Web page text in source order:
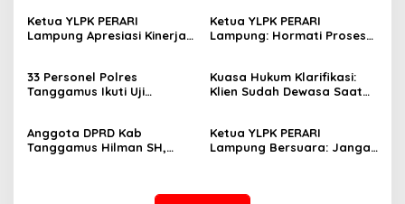
Ketua YLPK PERARI
Lampung Apresiasi Kinerja
Putra Masuk Tahap
Perkembangan
Ketua YLPK PERARI
Lampung: Hormati Proses
Isu Pergantian Sekda dan
Dugaan Makar ini Akan Kita
33 Personel Polres
Tanggamus Ikuti Uji
Senpi
Kuasa Hukum Klarifikasi:
Klien Sudah Dewasa Saat
Anggota DPRD Kab
Tanggamus Hilman SH,
Ketua YLPK PERARI
Lampung Bersuara: Jangan
Massa Aksi Minta Diusut